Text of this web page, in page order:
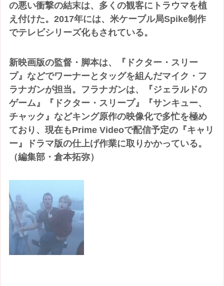
の悪い衝撃の結末は、多くの観客にトラウマを植
え付けた。2017年には、米ケーブル局Spike制作
でテレビシリーズ化もされている。
新映画版の監督・脚本は、『ドクター・スリー
プ』などでワーナーとタッグを組んだマイク・フ
ラナガンが担当。フラナガンは、『ジェラルドの
ゲーム』『ドクター・スリープ』『サンキュー、
チャック』などキング原作の映像化で多忙を極め
ており、現在もPrime Videoで配信予定の『キャリ
ー』ドラマ版の仕上げ作業に取りかかっている。
（編集部・倉本拓弥）